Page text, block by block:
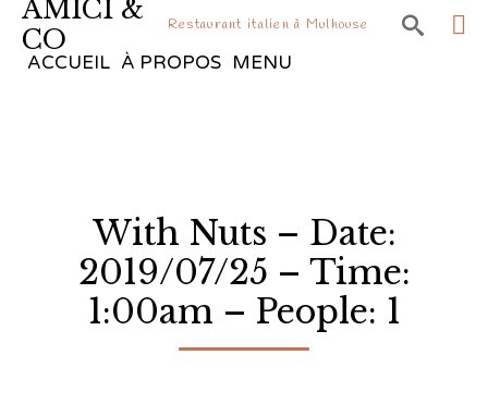
AMICI &
CO
Restaurant italien à Mulhouse 
ACCUEIL À PROPOS MENU
With Nuts – Date:
2019/07/25 – Time:
1:00am – People: 1